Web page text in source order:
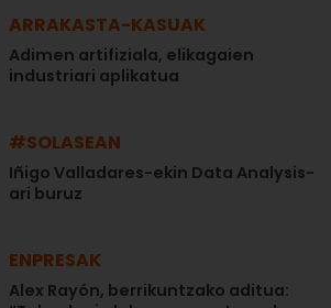
ARRAKASTA-KASUAK
Adimen artifiziala, elikagaien
industriari aplikatua
#SOLASEAN
Iñigo Valladares-ekin Data Analysis-
ari buruz
ENPRESAK
Alex Rayón, berrikuntzako aditua: